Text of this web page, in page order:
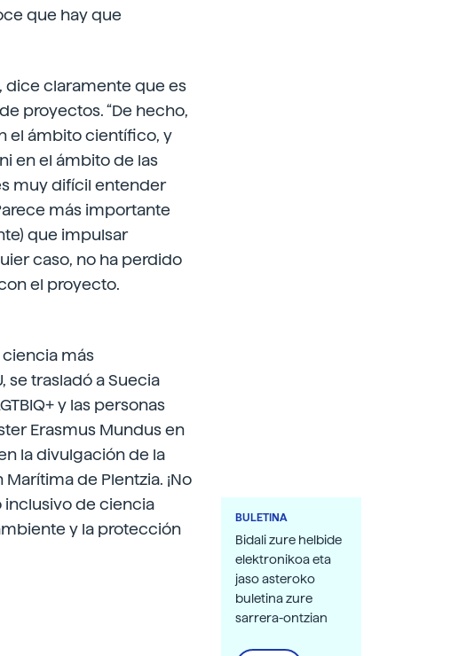
que hay que
dice claramente que es
proyectos. “De hecho,
el ámbito científico, y
en el ámbito de las
muy difícil entender
más importante
que impulsar
caso, no ha perdido
el proyecto.
ciencia más
se trasladó a Suecia
y las personas
Erasmus Mundus en
la divulgación de la
de Plentzia. ¡No
de ciencia
y la protección
BULETINA
Bidali zure helbide
elektronikoa eta
jaso asteroko
buletina zure
sarrera-ontzian